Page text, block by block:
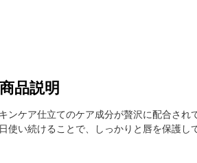
商品説明
ンケア仕立てのケア成分が贅沢に配合され
使い続けることで、しっかりと唇を保護し